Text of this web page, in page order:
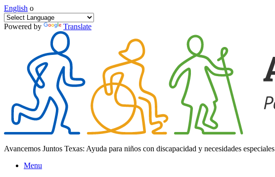
English o
Powered by Translate
Avancemos Juntos Texas: Ayuda para niños con discapacidad y necesidades especiales
Menu